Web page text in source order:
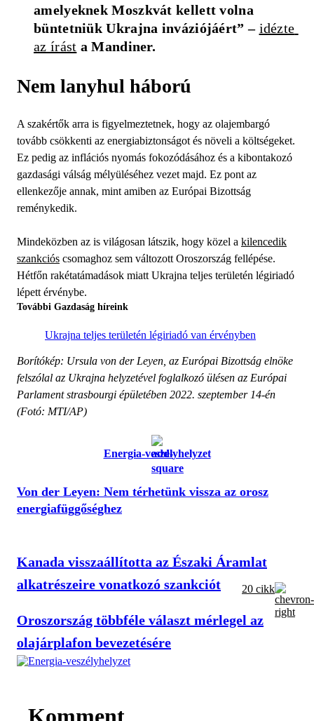
amelyeknek Moszkvát kellett volna
büntetniük Ukrajna inváziójáért” – idézte
az írást a Mandiner.
Nem lanyhul háború
A szakértők arra is figyelmeztetnek, hogy az olajembargó
tovább csökkenti az energiabiztonságot és növeli a költségeket.
Ez pedig az inflációs nyomás fokozódásához és a kibontakozó
gazdasági válság mélyüléséhez vezet majd. Ez pont az
ellenkezője annak, mint amiben az Európai Bizottság
reménykedik.
Mindeközben az is világosan látszik, hogy közel a kilencedik
szankciós csomaghoz sem változott Oroszország fellépése.
Hétfőn rakétatámadások miatt Ukrajna teljes területén légiriadó
lépett érvénybe.
További Gazdaság híreink
Ukrajna teljes területén légiriadó van érvényben
Borítókép: Ursula von der Leyen, az Európai Bizottság elnöke
felszólal az Ukrajna helyzetével foglalkozó ülésen az Európai
Parlament strasbourgi épületében 2022. szeptember 14-én
(Fotó: MTI/AP)
Energia-veszélyhelyzet
Von der Leyen: Nem térhetünk vissza az orosz
energiafüggőséghez
Kanada visszaállította az Északi Áramlat
alkatrészeire vonatkozó szankciót
Oroszország többféle választ mérlegel az
olajárplafon bevezetésére
20 cikk
Komment